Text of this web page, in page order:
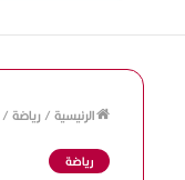
الرئيسية/رياضة/
رياضة